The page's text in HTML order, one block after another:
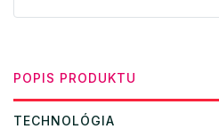
POPIS PRODUKTU
TECHNOLÓGIA